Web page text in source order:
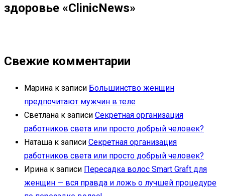
здоровье «ClinicNews»
Свежие комментарии
Марина к записи Большинство женщин
предпочитают мужчин в теле
Светлана к записи Секретная организация
работников света или просто добрый человек?
Наташа к записи Секретная организация
работников света или просто добрый человек?
Ирина к записи Пересадка волос Smart Graft для
женщин — вся правда и ложь о лучшей процедуре